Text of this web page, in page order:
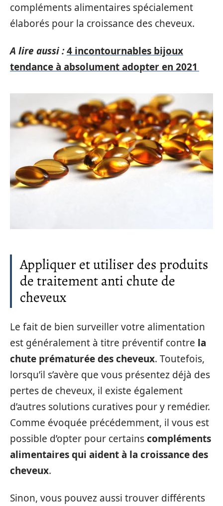
compléments alimentaires spécialement
élaborés pour la croissance des cheveux.
A lire aussi :4 incontournables bijoux
tendance à absolument adopter en 2021
Appliquer et utiliser des produits
de traitement anti chute de
cheveux
Le fait de bien surveiller votre alimentation
est généralement à titre préventif contre la
chute prématurée des cheveux. Toutefois,
lorsqu’il s’avère que vous présentez déjà des
pertes de cheveux, il existe également
d’autres solutions curatives pour y remédier.
Comme évoquée précédemment, il vous est
possible d’opter pour certainscompléments
alimentaires qui aident à la croissance des
cheveux.
Sinon, vous pouvez aussi trouver différents